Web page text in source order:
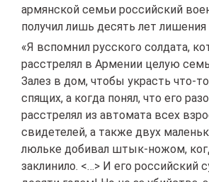
армянской семьи российский
получил лишь десять лет
«Я вспомнил русского солдата,
расстрелял в Армении целую
Залез в дом, чтобы украсть что-
спящих, а когда понял, что его
расстрелял из автомата всех
свидетелей, а также двух
люльке добивал штык-ножом,
заклинило. <…> И его российский